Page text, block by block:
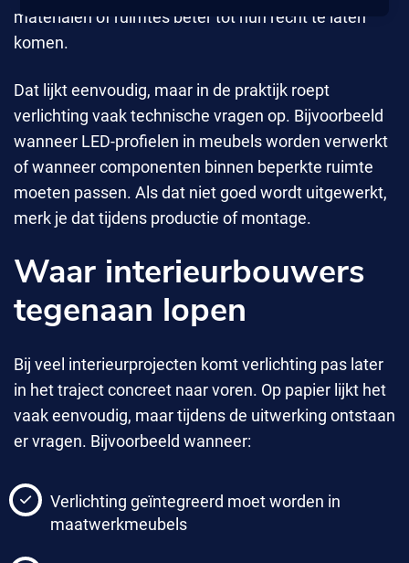
materialen of ruimtes beter tot hun recht te laten
komen.
Dat lijkt eenvoudig, maar in de praktijk roept
verlichting vaak technische vragen op. Bijvoorbeeld
wanneer LED-profielen in meubels worden verwerkt
of wanneer componenten binnen beperkte ruimte
moeten passen. Als dat niet goed wordt uitgewerkt,
merk je dat tijdens productie of montage.
Waar interieurbouwers
tegenaan lopen
Bij veel interieurprojecten komt verlichting pas later
in het traject concreet naar voren. Op papier lijkt het
vaak eenvoudig, maar tijdens de uitwerking ontstaan
er vragen. Bijvoorbeeld wanneer:
Verlichting geïntegreerd moet worden in
maatwerkmeubels